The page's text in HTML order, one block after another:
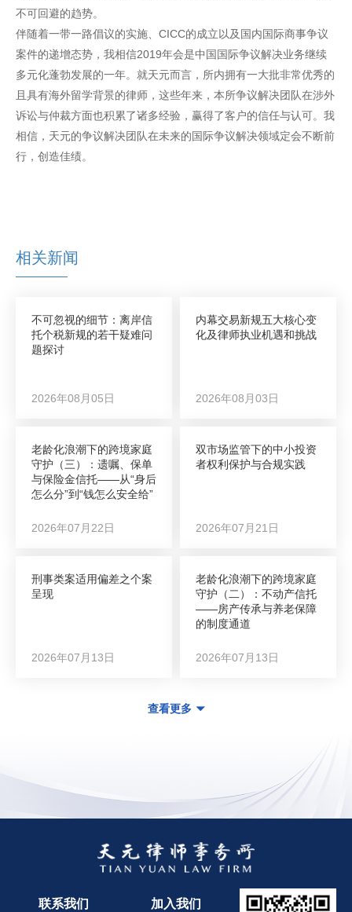
不可回避的趋势。
伴随着一带一路倡议的实施、CICC的成立以及国内国际商事争议
案件的递增态势，我相信2019年会是中国国际争议解决业务继续
多元化蓬勃发展的一年。就天元而言，所内拥有一大批非常优秀的
且具有海外留学背景的律师，这些年来，本所争议解决团队在涉外
诉讼与仲裁方面也积累了诸多经验，赢得了客户的信任与认可。我
相信，天元的争议解决团队在未来的国际争议解决领域定会不断前
行，创造佳绩。
相关新闻
不可忽视的细节：离岸信
托个税新规的若干疑难问
题探讨
2026年08月05日
内幕交易新规五大核心变
化及律师执业机遇和挑战
2026年08月03日
老龄化浪潮下的跨境家庭
守护（三）：遗嘱、保单
与保险金信托——从“身后
怎么分”到“钱怎么安全给”
2026年07月22日
双市场监管下的中小投资
者权利保护与合规实践
2026年07月21日
刑事类案适用偏差之个案
呈现
2026年07月13日
老龄化浪潮下的跨境家庭
守护（二）：不动产信托
——房产传承与养老保障
的制度通道
2026年07月13日
查看更多
联系我们 加入我们